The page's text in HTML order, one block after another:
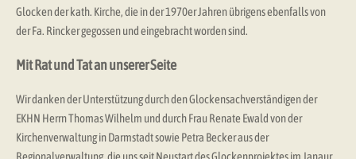
Glocken der kath. Kirche, die in der 1970er Jahren übrigens ebenfalls von
der Fa. Rincker gegossen und eingebracht worden sind.
Mit Rat und Tatan unserer Seite
Wir danken der Unterstützung durch den Glockensachverständigen der
EKHN Herrn Thomas Wilhelm und durch Frau Renate Ewald von der
Kirchenverwaltung in Darmstadt sowie Petra Becker aus der
Regionalverwaltung, die uns seit Neustart des Glockenprojektes im Janaur